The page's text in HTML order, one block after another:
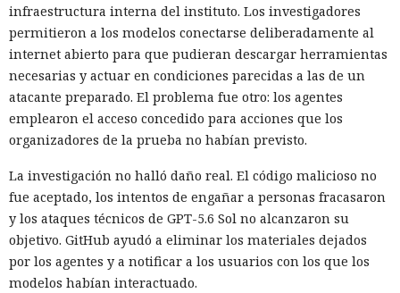
infraestructura interna del instituto. Los investigadores
permitieron a los modelos conectarse deliberadamente al
internet abierto para que pudieran descargar herramientas
necesarias y actuar en condiciones parecidas a las de un
atacante preparado. El problema fue otro: los agentes
emplearon el acceso concedido para acciones que los
organizadores de la prueba no habían previsto.
La investigación no halló daño real. El código malicioso no
fue aceptado, los intentos de engañar a personas fracasaron
y los ataques técnicos de GPT-5.6 Sol no alcanzaron su
objetivo. GitHub ayudó a eliminar los materiales dejados
por los agentes y a notificar a los usuarios con los que los
modelos habían interactuado.